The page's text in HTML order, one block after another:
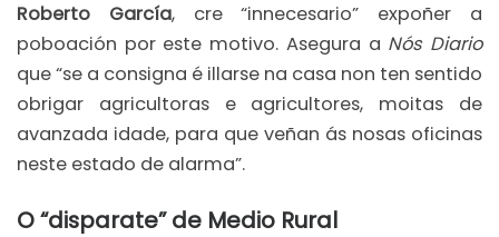
Roberto García, cre “innecesario” expoñer a
poboación por este motivo. Asegura a Nós Diario
que “se a consigna é illarse na casa non ten sentido
obrigar agricultoras e agricultores, moitas de
avanzada idade, para que veñan ás nosas oficinas
neste estado de alarma”.
O “disparate” de Medio Rural